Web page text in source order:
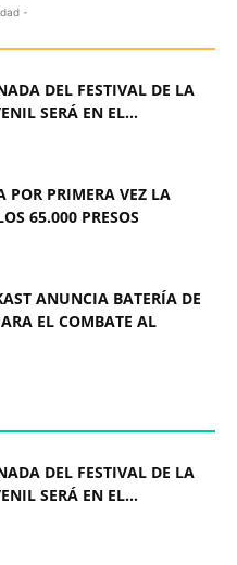
-
DEL FESTIVAL DE LA
SERÁ EN EL...
POR PRIMERA VEZ LA
65.000 PRESOS
ANUNCIA BATERÍA DE
EL COMBATE AL
DEL FESTIVAL DE LA
SERÁ EN EL...